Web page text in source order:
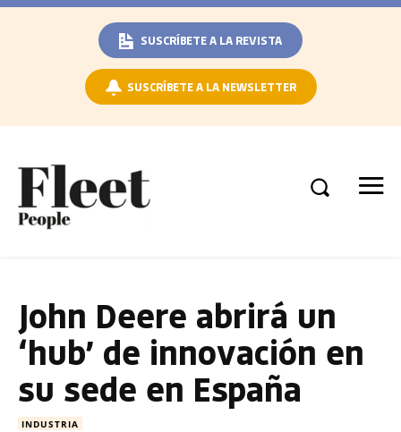
SUSCRÍBETE A LA REVISTA
SUSCRÍBETE A LA NEWSLETTER
John Deere abrirá un
‘hub’ de innovación en
su sede en España
INDUSTRIA